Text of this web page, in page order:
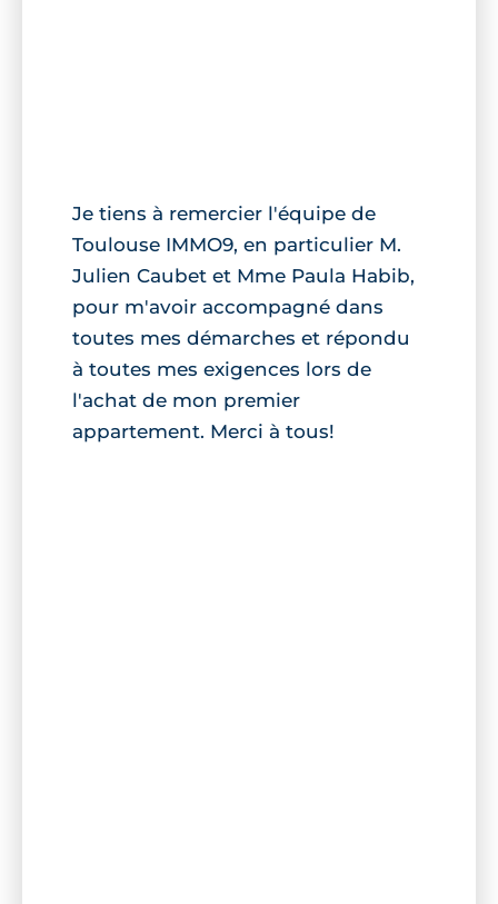
Je tiens à remercier l'équipe de
Toulouse IMMO9, en particulier M.
Julien Caubet et Mme Paula Habib,
pour m'avoir accompagné dans
toutes mes démarches et répondu
à toutes mes exigences lors de
l'achat de mon premier
appartement. Merci à tous!